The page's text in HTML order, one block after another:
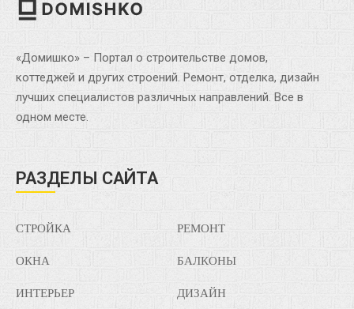
«Домишко» – Портал о строительстве домов,
коттеджей и других строений. Ремонт, отделка, дизайн
лучших специалистов различных направлений. Все в
одном месте.
РАЗДЕЛЫ САЙТА
СТРОЙКА
ОКНА
ИНТЕРЬЕР
РЕМОНТ
БАЛКОНЫ
ДИЗАЙН